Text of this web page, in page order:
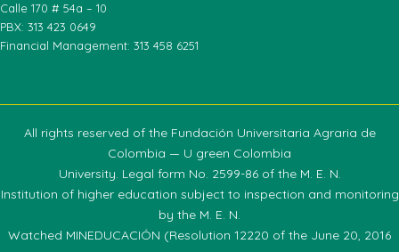
Calle 170 # 54a – 10
PBX: 313 423 0649
Financial Management: 313 458 6251
All rights reserved of the Fundación Universitaria Agraria de
Colombia — U green Colombia
University. Legal form No. 2599-86 of the M. E. N.
Institution of higher education subject to inspection and monitoring
by the M. E. N.
Watched MINEDUCACIÓN (Resolution 12220 of the June 20, 2016